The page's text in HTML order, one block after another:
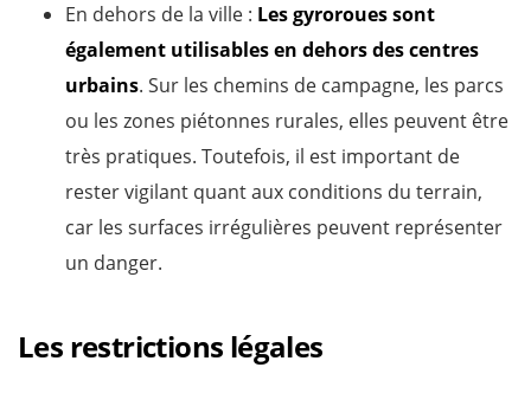
En dehors de la ville : Les gyroroues sont
également utilisables en dehors des centres
urbains. Sur les chemins de campagne, les parcs
ou les zones piétonnes rurales, elles peuvent être
très pratiques. Toutefois, il est important de
rester vigilant quant aux conditions du terrain,
car les surfaces irrégulières peuvent représenter
un danger.
Les restrictions légales